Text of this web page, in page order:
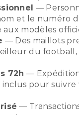
—
et le numéro
modèles
— Des maillots
du football,
72h —
pour suivre
—